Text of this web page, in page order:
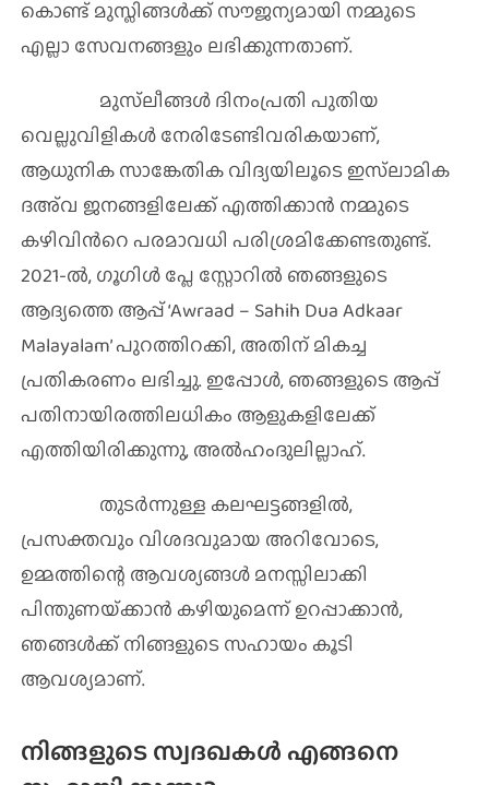
കൊണ്ട് മുസ്ലിങ്ങൾക്ക് സൗജന്യമായി നമ്മുടെ
എല്ലാ സേവനങ്ങളും ലഭിക്കുന്നതാണ്.
മുസ്‌ലീങ്ങൾ ദിനംപ്രതി പുതിയ
വെല്ലുവിളികൾ നേരിടേണ്ടിവരികയാണ്,
ആധുനിക സാങ്കേതിക വിദ്യയിലൂടെ ഇസ്‌ലാമിക
ദഅ്‌വ ജനങ്ങളിലേക്ക് എത്തിക്കാൻ നമ്മുടെ
കഴിവിന്‍റെ പരമാവധി പരിശ്രമിക്കേണ്ടതുണ്ട്.
2021-ൽ, ഗൂഗിൾ പ്ലേ സ്റ്റോറിൽ ഞങ്ങളുടെ
ആദ്യത്തെ ആപ്പ് ‘Awraad – Sahih Dua Adkaar
Malayalam’ പുറത്തിറക്കി, അതിന് മികച്ച
പ്രതികരണം ലഭിച്ചു. ഇപ്പോൾ, ഞങ്ങളുടെ ആപ്പ്
പതിനായിരത്തിലധികം ആളുകളിലേക്ക്
എത്തിയിരിക്കുന്നു, അൽഹംദുലില്ലാഹ്.
തുടര്‍ന്നുള്ള കലഘട്ടങ്ങളില്‍,
പ്രസക്തവും വിശദവുമായ അറിവോടെ,
ഉമ്മത്തിന്റെ ആവശ്യങ്ങൾ മനസ്സിലാക്കി
പിന്തുണയ്‌ക്കാൻ കഴിയുമെന്ന് ഉറപ്പാക്കാൻ,
ഞങ്ങൾക്ക് നിങ്ങളുടെ സഹായം കൂടി
ആവശ്യമാണ്.
നിങ്ങളുടെ സ്വദഖകൾ എങ്ങനെ